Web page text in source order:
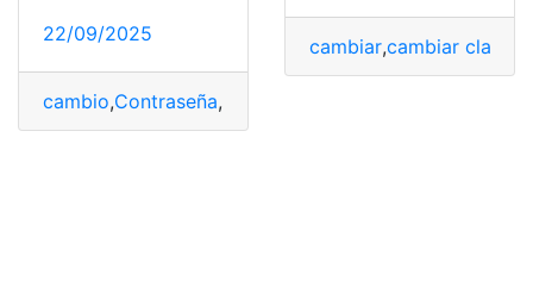
22/09/2025
cambio,Contraseña,
cambiar,cambiar clave